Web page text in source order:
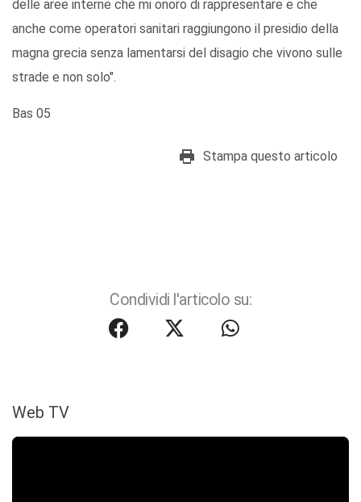
delle aree interne che mi onoro di rappresentare e che
anche come operatori sanitari raggiungono il presidio della
magna grecia senza lamentarsi del disagio che vivono sulle
strade e non solo".
Bas 05
Stampa questo articolo
Condividi l'articolo su:
Web TV